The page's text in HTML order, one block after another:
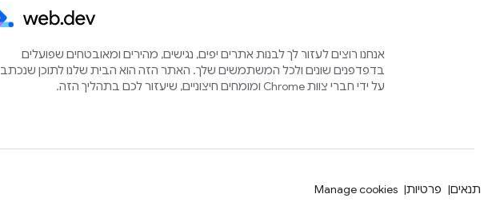
אנחנו רוצים לעזור לך לבנות אתרים יפים, נגישים, מהירים ומאובטחים שפועלים
בדפדפנים שונים ולכל המשתמשים שלך. האתר הזה הוא הבית שלנו לתוכן שנכתב
על ידי חברי צוות Chrome ומומחים חיצוניים, שיעזור לכם בתהליך הזה.
תנאים פרטיות Manage cookies